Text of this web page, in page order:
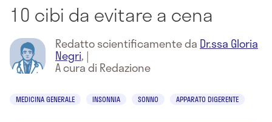
10 cibi da evitare a cena
Redatto scientificamente da Dr.ssa Gloria
Negri, |
A cura di Redazione
MEDICINA GENERALE INSONNIA SONNO APPARATO DIGERENTE